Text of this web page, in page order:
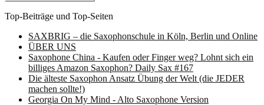
Top-Beiträge und Top-Seiten
SAXBRIG – die Saxophonschule in Köln, Berlin und Online
ÜBER UNS
Saxophone China - Kaufen oder Finger weg? Lohnt sich ein
billiges Amazon Saxophon? Daily Sax #167
Die älteste Saxophon Ansatz Übung der Welt (die JEDER
machen sollte!)
Georgia On My Mind - Alto Saxophone Version